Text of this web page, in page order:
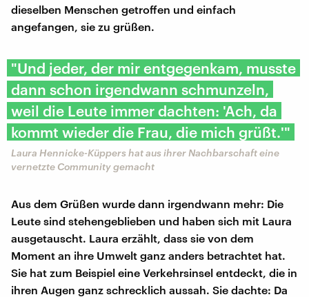
dieselben Menschen getroffen und einfach
angefangen, sie zu grüßen.
"Und jeder, der mir entgegenkam, musste
dann schon irgendwann schmunzeln,
weil die Leute immer dachten: 'Ach, da
kommt wieder die Frau, die mich grüßt.'"
Laura Hennicke-Küppers hat aus ihrer Nachbarschaft eine
vernetzte Community gemacht
Aus dem Grüßen wurde dann irgendwann mehr: Die
Leute sind stehengeblieben und haben sich mit Laura
ausgetauscht. Laura erzählt, dass sie von dem
Moment an ihre Umwelt ganz anders betrachtet hat.
Sie hat zum Beispiel eine Verkehrsinsel entdeckt, die in
ihren Augen ganz schrecklich aussah. Sie dachte: Da